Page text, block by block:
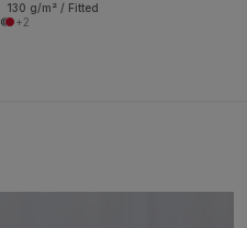
130 g/m² / Fitted
+2